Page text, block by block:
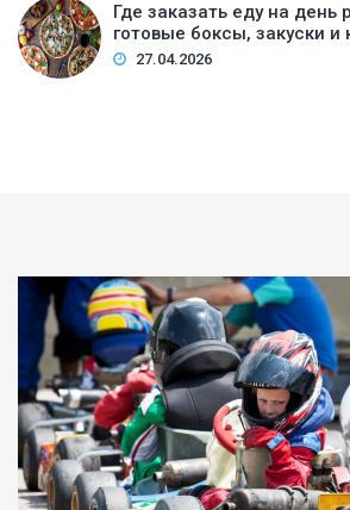
Где заказать еду на день
готовые боксы, закуски и
27.04.2026